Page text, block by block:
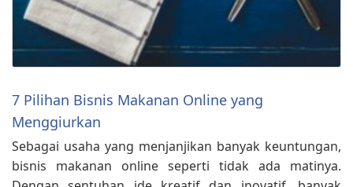
7 Pilihan Bisnis Makanan Online yang
Menggiurkan
Sebagai usaha yang menjanjikan banyak keuntungan,
bisnis makanan online seperti tidak ada matinya.